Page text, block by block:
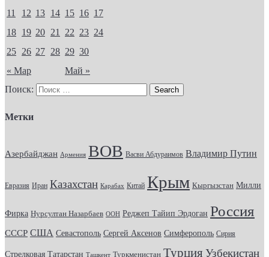
« Мар Май »
11
12 13 14 15 16 17
18 19 20 21 22 23 24
25 26 27 28 29 30
Поиск:
Метки
Азербайджан Армения ВОВ Васви Абдураимов Владимир Путин
Евразия Иран Казахстан Карабах Китай Крым Кыргызстан Милли
Фирка Нурсултан Назарбаев ООН Реджеп Тайип Эрдоган Россия
СССР США Севастополь Сергей Аксенов Симферополь Сирия
Стрелковая Татарстан Ташкент Туркменистан Турция Узбекистан